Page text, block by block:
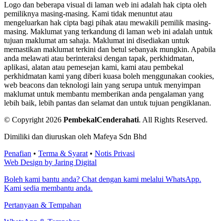
Logo dan beberapa visual di laman web ini adalah hak cipta oleh
pemiliknya masing-masing. Kami tidak menuntut atau
mengeluarkan hak cipta bagi pihak atau mewakili pemilik masing-
masing. Maklumat yang terkandung di laman web ini adalah untuk
tujuan maklumat am sahaja. Maklumat ini disediakan untuk
memastikan maklumat terkini dan betul sebanyak mungkin. Apabila
anda melawati atau berinteraksi dengan tapak, perkhidmatan,
aplikasi, alatan atau pemesejan kami, kami atau pembekal
perkhidmatan kami yang diberi kuasa boleh menggunakan cookies,
web beacons dan teknologi lain yang serupa untuk menyimpan
maklumat untuk membantu memberikan anda pengalaman yang
lebih baik, lebih pantas dan selamat dan untuk tujuan pengiklanan.
© Copyright 2026 PembekalCenderahati. All Rights Reserved.
Dimiliki dan diuruskan oleh Mafeya Sdn Bhd
Penafian • Terma & Syarat • Notis Privasi
Web Design by Jaring Digital
Boleh kami bantu anda? Chat dengan kami melalui WhatsApp.
Kami sedia membantu anda.
Pertanyaan & Tempahan